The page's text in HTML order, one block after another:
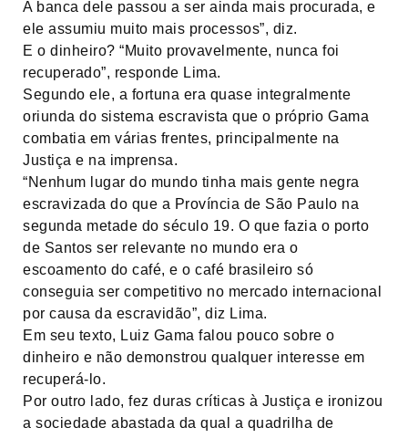
A banca dele passou a ser ainda mais procurada, e
ele assumiu muito mais processos”, diz.
E o dinheiro? “Muito provavelmente, nunca foi
recuperado”, responde Lima.
Segundo ele, a fortuna era quase integralmente
oriunda do sistema escravista que o próprio Gama
combatia em várias frentes, principalmente na
Justiça e na imprensa.
“Nenhum lugar do mundo tinha mais gente negra
escravizada do que a Província de São Paulo na
segunda metade do século 19. O que fazia o porto
de Santos ser relevante no mundo era o
escoamento do café, e o café brasileiro só
conseguia ser competitivo no mercado internacional
por causa da escravidão”, diz Lima.
Em seu texto, Luiz Gama falou pouco sobre o
dinheiro e não demonstrou qualquer interesse em
recuperá-lo.
Por outro lado, fez duras críticas à Justiça e ironizou
a sociedade abastada da qual a quadrilha de